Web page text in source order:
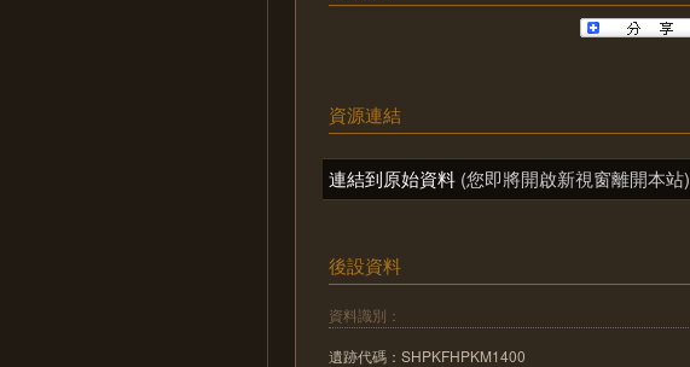
資源連結
連結到原始資料 (您即將開啟新視窗離開本站)
後設資料
資料識別：
遺跡代碼：SHPKFHPKM1400